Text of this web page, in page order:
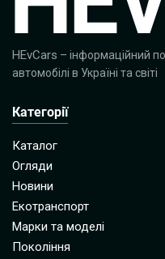
HEvCars – інформаційний
автомобілі в Україні та світі
Категорії
Каталог
Огляди
Новини
Екотранспорт
Марки та моделі
Покоління